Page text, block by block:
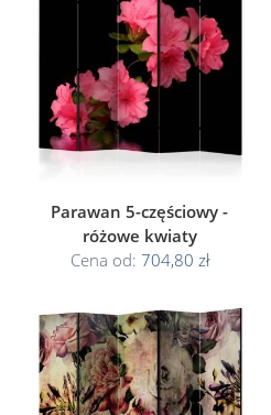
Parawan 5-częściowy -
różowe kwiaty
Cena od: 704,80 zł